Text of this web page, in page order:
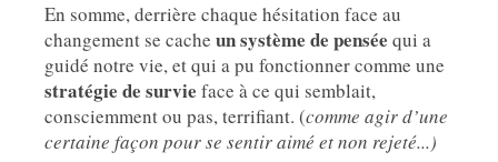
En somme, derrière chaque hésitation face au
changement se cache un système de pensée qui a
guidé notre vie, et qui a pu fonctionner comme une
stratégie de survie face à ce qui semblait,
consciemment ou pas, terrifiant. (comme agir d’une
certaine façon pour se sentir aimé et non rejeté...)